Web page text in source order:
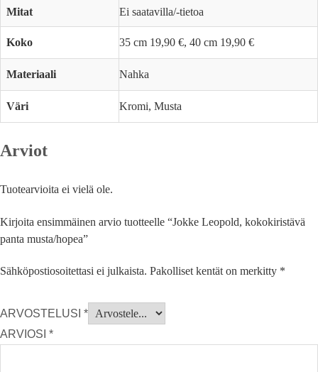
Mitat Ei saatavilla/-tietoa
Koko 35 cm 19,90 €, 40 cm 19,90 €
Materiaali Nahka
Väri Kromi, Musta
Arviot
Tuotearvioita ei vielä ole.
Kirjoita ensimmäinen arvio tuotteelle “Jokke Leopold, kokokiristävä
panta musta/hopea”
Sähköpostiosoitettasi ei julkaista. Pakolliset kentät on merkitty *
ARVOSTELUSI *
ARVIOSI *